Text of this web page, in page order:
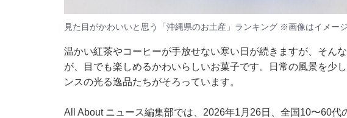
見た目がかわいいと思う「沖縄県のお土産」ランキング ※画像はイメー
温かい紅茶やコーヒーが手放せない寒い日が続きますが、そん
が、目でも楽しめるかわいらしいお菓子です。日常の風景を少
ンスの光る逸品たちがそろっています。
All About ニュース編集部では、2026年1月26日、全国10〜60代